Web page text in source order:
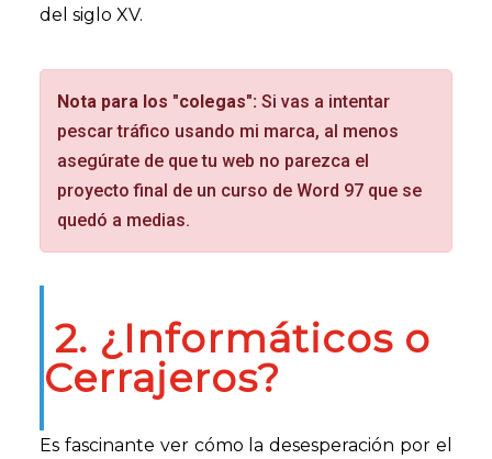
del siglo XV.
Nota para los "colegas": Si vas a intentar
pescar tráfico usando mi marca, al menos
asegúrate de que tu web no parezca el
proyecto final de un curso de Word 97 que se
quedó a medias.
2. ¿Informáticos o
Cerrajeros?
Es fascinante ver cómo la desesperación por el